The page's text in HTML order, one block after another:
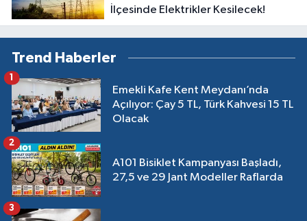
İlçesinde Elektrikler Kesilecek!
Trend Haberler
Emekli Kafe Kent Meydanı’nda
Açılıyor: Çay 5 TL, Türk Kahvesi 15 TL
Olacak
1
A101 Bisiklet Kampanyası Başladı,
27,5 ve 29 Jant Modeller Raflarda
2
3